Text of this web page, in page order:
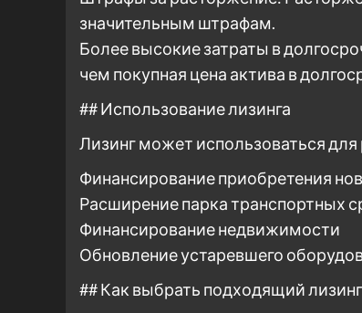
значительным штрафам.
Более высокие затраты в
чем покупная цена актива в
## Использование лизинга
Лизинг может использоваться
Финансирование приобретения
Расширение парка транспортных
Финансирование недвижимости
Обновление устаревшего
## Как выбрать подходящий